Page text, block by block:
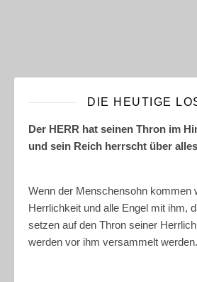
DIE HEUTIGE
Der HERR hat seinen Thron im
und sein Reich herrscht über
Wenn der Menschensohn kommen
Herrlichkeit und alle Engel mit ihm,
setzen auf den Thron seiner
werden vor ihm versammelt werden.